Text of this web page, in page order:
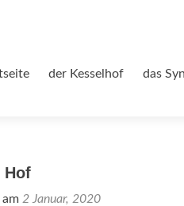
der Kesselhof das
Hof
2 Januar, 2020